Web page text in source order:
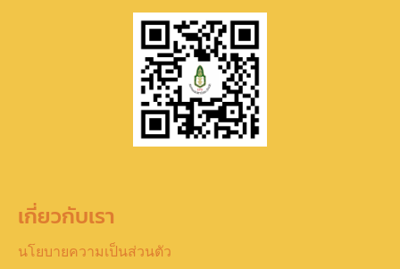
เกี่ยวกับเรา
นโยบายความเป็นส่วนตัว